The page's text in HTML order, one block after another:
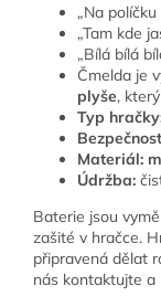
„Na políčku
„Tam kde
„Bílá bílá
Čmelda je
plyše,
Typ
Materiál:
Údržba:
Baterie jsou
zašité v hračce.
připravená dělat
nás kontaktujte a